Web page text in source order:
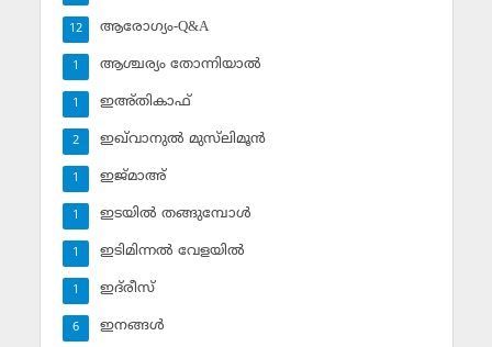
ആരോഗ്യം-Q&A
12
ആശ്ചര്യം തോന്നിയാല്‍
1
ഇഅ്തികാഫ്‌
1
ഇഖ്‌വാനുല്‍ മുസ്‌ലിമൂന്‍
2
ഇജ്മാഅ്
1
ഇടയില്‍ തങ്ങുമ്പോള്‍
1
ഇടിമിന്നല്‍ വേളയില്‍
1
ഇദ്‌രീസ്‌
1
ഇനങ്ങള്‍
6